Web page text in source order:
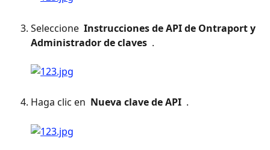
Seleccione Instrucciones de API de Ontraport y
Administrador de claves .
Haga clic en Nueva clave de API .